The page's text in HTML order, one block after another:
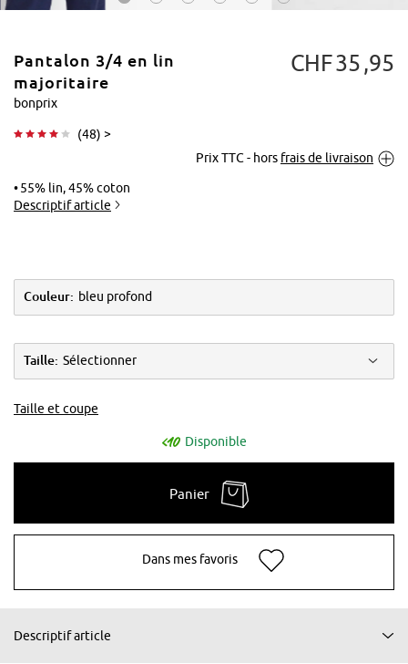
agrandir
Pantalon 3/​4 en lin
majoritaire
bonprix
(48) >
CHF35 95
Prix TTC - hors frais de livraison
55% lin, 45% coton
Descriptif article
Couleur: bleu profond
Taille: Sélectionner
Taille et coupe
Disponible
Panier
Dans mes favoris
Descriptif article